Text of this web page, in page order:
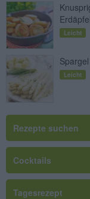
Leicht
Leicht
Rezepte suchen
Cocktails
Tagesrezept